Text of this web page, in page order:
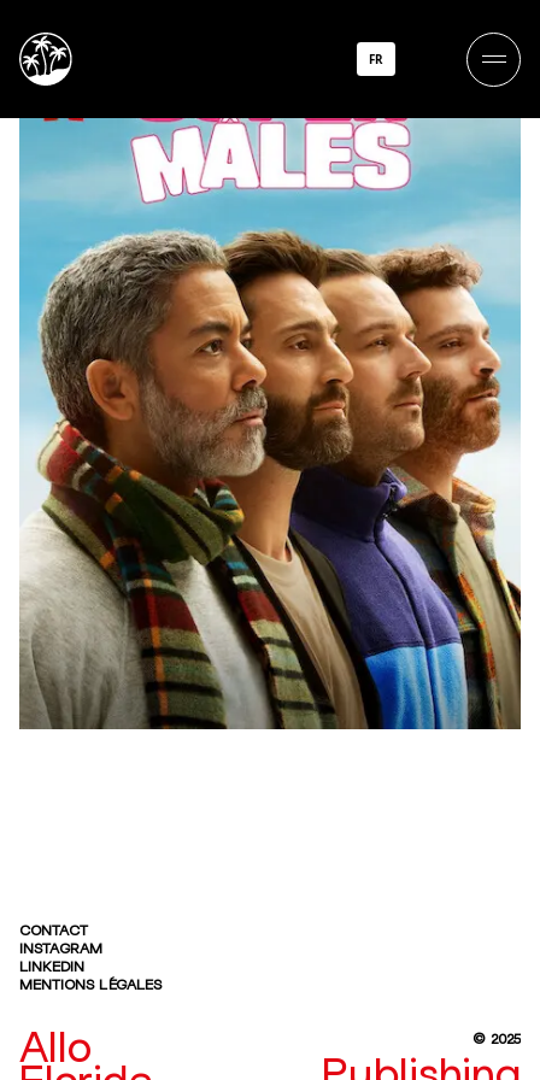
FR
Allo
CONTACT
INSTAGRAM
LINKEDIN
MENTIONS LÉGALES
© 2025